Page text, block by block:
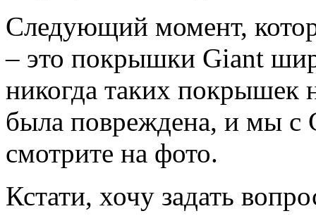
Следующий момент,
– это покрышки Giant
никогда таких покрышек
была повреждена, и мы с
смотрите на фото.
Кстати, хочу задать